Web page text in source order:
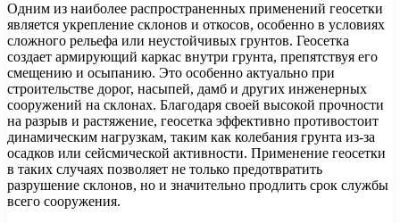
Одним из наиболее распространенных применений геосетки
является укрепление склонов и откосов, особенно в условиях
сложного рельефа или неустойчивых грунтов. Геосетка
создает армирующий каркас внутри грунта, препятствуя его
смещению и осыпанию. Это особенно актуально при
строительстве дорог, насыпей, дамб и других инженерных
сооружений на склонах. Благодаря своей высокой прочности
на разрыв и растяжение, геосетка эффективно противостоит
динамическим нагрузкам, таким как колебания грунта из-за
осадков или сейсмической активности. Применение геосетки
в таких случаях позволяет не только предотвратить
разрушение склонов, но и значительно продлить срок службы
всего сооружения.